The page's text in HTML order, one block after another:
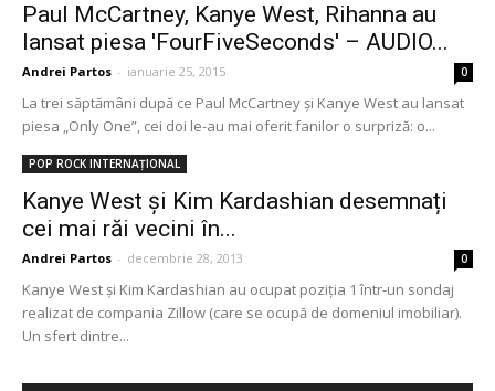
Paul McCartney, Kanye West, Rihanna au
lansat piesa 'FourFiveSeconds' – AUDIO...
Andrei Partos - ianuarie 25, 2015 0
La trei săptămâni după ce Paul McCartney și Kanye West au lansat
piesa „Only One”, cei doi le-au mai oferit fanilor o surpriză: o...
POP ROCK INTERNAȚIONAL
Kanye West și Kim Kardashian desemnați
cei mai răi vecini în...
Andrei Partos - decembrie 28, 2013 0
Kanye West și Kim Kardashian au ocupat poziția 1 într-un sondaj
realizat de compania Zillow (care se ocupă de domeniul imobiliar).
Un sfert dintre...